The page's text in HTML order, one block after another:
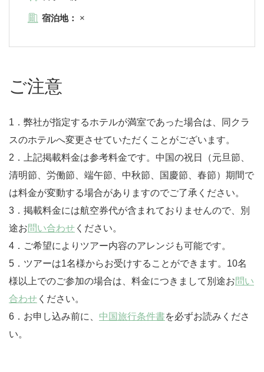
宿泊地： ×
ご注意
1．弊社が指定するホテルが満室であった場合は、同クラ
スのホテルへ変更させていただくことがございます。
2．上記掲載料金は参考料金です。中国の祝日（元旦節、
清明節、労働節、端午節、中秋節、国慶節、春節）期間で
は料金が変動する場合がありますのでご了承ください。
3．掲載料金には航空券代が含まれておりませんので、別
途お問い合わせ ください。
4．ご希望によりツアー内容のアレンジも可能です。
5．ツアーは1名様からお受けすることができます。10名
様以上でのご参加の場合は、料金につきまして別途お問い
合わせ ください。
6．お申し込み前に、 中国旅行条件書を必ずお読みくださ
い。